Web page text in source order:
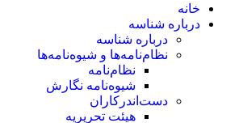
خانه
درباره شناسه
درباره شناسه
نظام‌نامه‌ها و شیوه‌نامه‌ها
نظام‌نامه
شیوه‌نامه نگارش
دست‌اندرکاران
هیئت تحریریه